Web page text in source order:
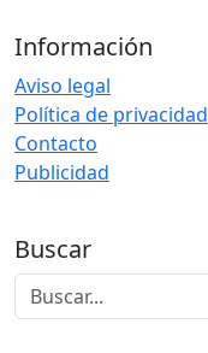
Información
Aviso legal
Política de privacidad
Contacto
Publicidad
Buscar